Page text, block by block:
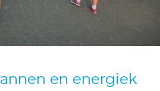
en energiek